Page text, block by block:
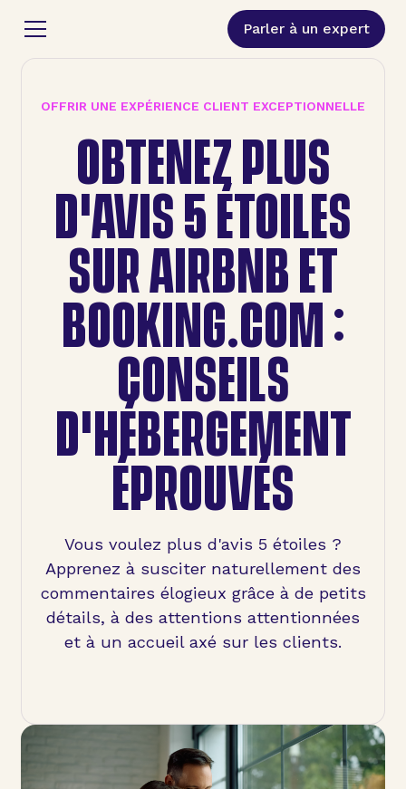
Parler à un expert
OFFRIR UNE EXPÉRIENCE CLIENT EXCEPTIONNELLE
OBTENEZ PLUS
D'AVIS 5 ÉTOILES
SUR AIRBNB ET
BOOKING.COM :
CONSEILS
D'HÉBERGEMENT
ÉPROUVÉS
Vous voulez plus d'avis 5 étoiles ?
Apprenez à susciter naturellement des
commentaires élogieux grâce à de petits
détails, à des attentions attentionnées
et à un accueil axé sur les clients.